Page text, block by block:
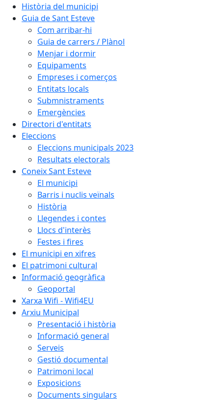
Història del municipi
Guia de Sant Esteve
Com arribar-hi
Guia de carrers / Plànol
Menjar i dormir
Equipaments
Empreses i comerços
Entitats locals
Submnistraments
Emergències
Directori d'entitats
Eleccions
Eleccions municipals 2023
Resultats electorals
Coneix Sant Esteve
El municipi
Barris i nuclis veïnals
Història
Llegendes i contes
Llocs d'interès
Festes i fires
El municipi en xifres
El patrimoni cultural
Informació geogràfica
Geoportal
Xarxa Wifi - Wifi4EU
Arxiu Municipal
Presentació i història
Informació general
Serveis
Gestió documental
Patrimoni local
Exposicions
Documents singulars